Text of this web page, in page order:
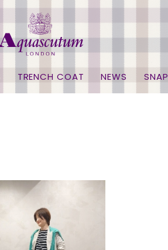
TRENCH COAT NEWS SNAP